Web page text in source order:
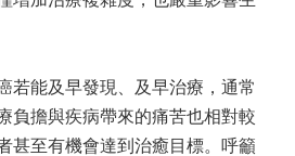
若能及早發現、及早治療，通常
負擔與疾病帶來的痛苦也相對較
甚至有機會達到治癒目標。呼籲